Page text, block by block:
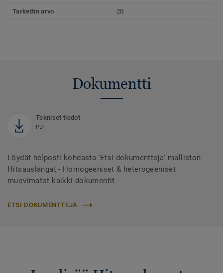
Tarkettin arvo 20
Dokumentti
Tekniset tiedot
PDF
Löydät helposti kohdasta 'Etsi dokumentteja' malliston
Hitsauslangat - Homogeeniset & heterogeeniset
muovimatot kaikki dokumentit
ETSI DOKUMENTTEJA